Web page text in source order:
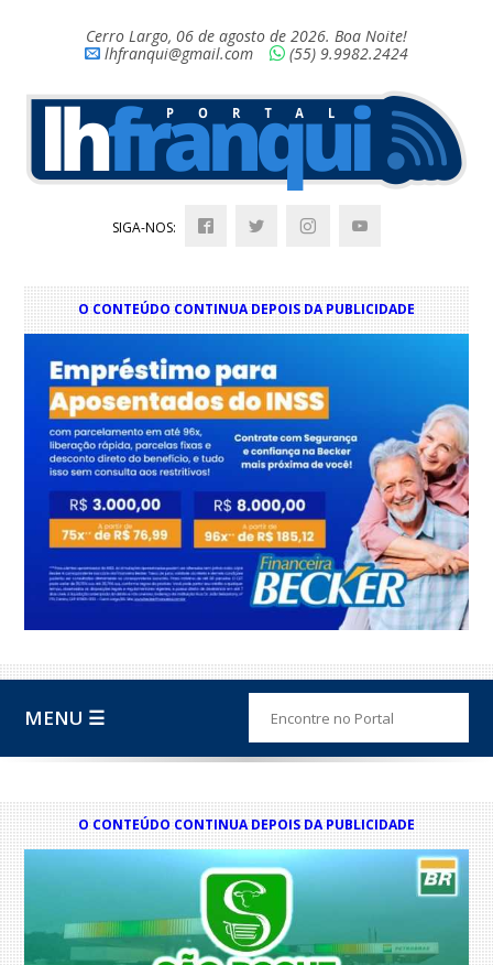
Cerro Largo, 06 de agosto de 2026. Boa Noite!
lhfranqui@gmail.com
(55) 9.9982.2424
SIGA-NOS:
O CONTEÚDO CONTINUA DEPOIS DA PUBLICIDADE
MENU ☰
O CONTEÚDO CONTINUA DEPOIS DA PUBLICIDADE